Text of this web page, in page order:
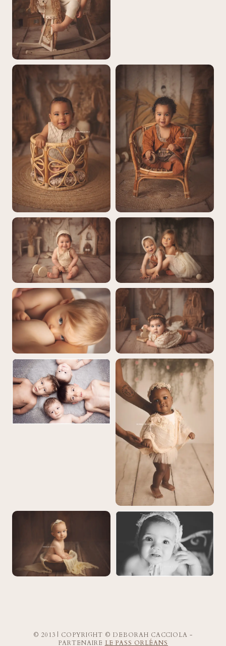
© 2013 | COPYRIGHT © DEBORAH CACCIOLA -
PARTENAIRE LE PASS ORLÉANS